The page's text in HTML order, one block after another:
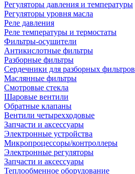
Регуляторы давления и температуры
Регуляторы уровня масла
Реле давления
Реле температуры и термостаты
Фильтры-осушители
Антикислотные фильтры
Разборные фильтры
Сердечники для разборных фильтров
Маслянные фильтры
Смотровые стекла
Шаровые вентили
Обратные клапаны
Вентили четырехходовые
Запчасти и аксессуары
Электронные устройства
Микропроцессоры/контроллеры
Электронные регуляторы
Запчасти и аксессуары
Теплообменное оборудование